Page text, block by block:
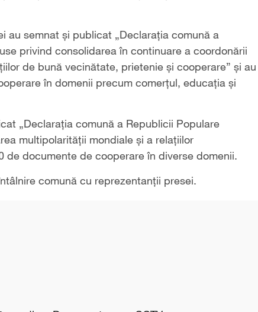
au semnat și publicat „Declarația comună a
privind consolidarea în continuare a coordonării
de bună vecinătate, prietenie și cooperare” și au
în domenii precum comerțul, educația și
„Declarația comună a Republicii Populare
multipolarității mondiale și a relațiilor
de documente de cooperare în diverse domenii.
comună cu reprezentanții presei.